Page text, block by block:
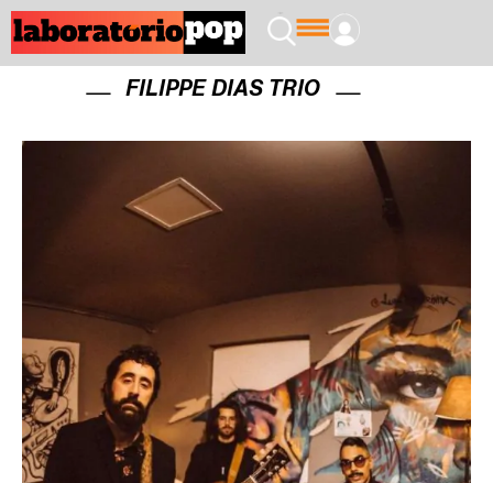
FILIPPE DIAS TRIO